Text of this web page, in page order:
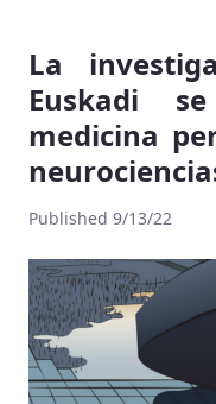
La
Euskadi
medicina
Published 9/13/22